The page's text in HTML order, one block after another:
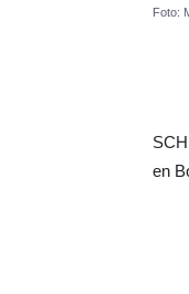
Foto:
en